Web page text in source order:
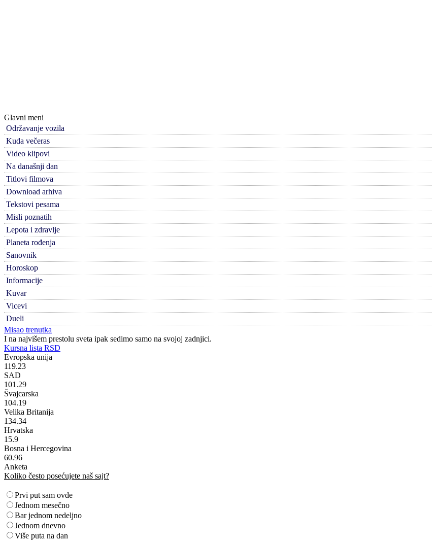
Glavni meni
Održavanje vozila
Kuda večeras
Video klipovi
Na današnji dan
Titlovi filmova
Download arhiva
Tekstovi pesama
Misli poznatih
Lepota i zdravlje
Planeta rođenja
Sanovnik
Horoskop
Informacije
Kuvar
Vicevi
Dueli
Misao trenutka
I na najvišem prestolu sveta ipak sedimo samo na svojoj zadnjici.
Kursna lista RSD
Evropska unija
119.23
SAD
101.29
Švajcarska
104.19
Velika Britanija
134.34
Hrvatska
15.9
Bosna i Hercegovina
60.96
Anketa
Koliko često posećujete naš sajt?
Prvi put sam ovde
Jednom mesečno
Bar jednom nedeljno
Jednom dnevno
Više puta na dan